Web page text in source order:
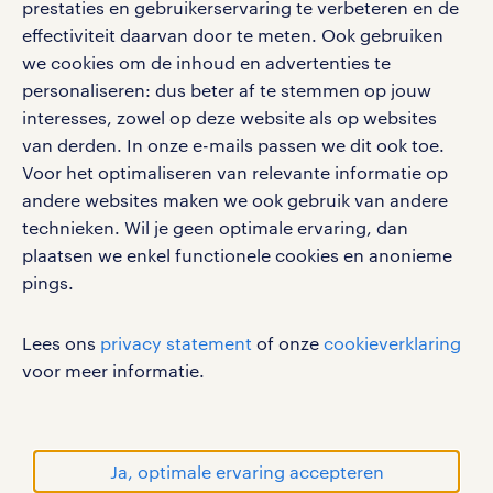
prestaties en gebruikerservaring te verbeteren en de
effectiviteit daarvan door te meten. Ook gebruiken
we cookies om de inhoud en advertenties te
personaliseren: dus beter af te stemmen op jouw
interesses, zowel op deze website als op websites
van derden. In onze e-mails passen we dit ook toe.
Voor het optimaliseren van relevante informatie op
andere websites maken we ook gebruik van andere
technieken. Wil je geen optimale ervaring, dan
plaatsen we enkel functionele cookies en anonieme
pings.
Lees ons privacy statement of onze cookieverklaring
voor meer informatie.
Ja, optimale ervaring accepteren
werken bij randstad
gebruikersvoorwaarden
privacystatement
cookies
disclaimer
sitemap
RANDSTAD, HUMAN FORWARD en SHAPING THE
WORLD OF WORK zijn geregistreerde